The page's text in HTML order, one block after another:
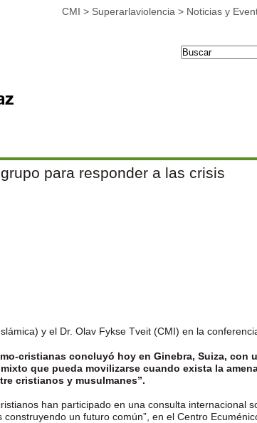
CMI > Superarlaviolencia > Noticias y
para responder a las crisis
y el Dr. Olav Fykse Tveit (CMI) en la
cristianas concluyó hoy en Ginebra, Suiza, con
que pueda movilizarse cuando exista la
cristianos y musulmanes”.
han participado en una consulta internacional
un futuro común”, en el Centro